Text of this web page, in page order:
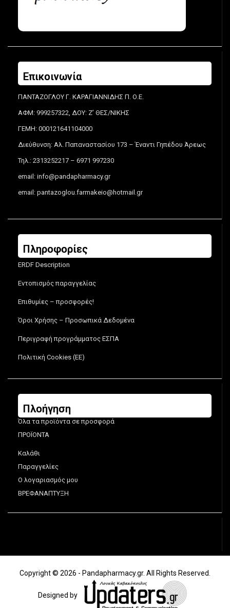
Επικοινωνία
ΠΑΝΤΑΖΟΓΛΟΥ Γ. ΚΑΡΑΓΙΑΝΝΙΔΗΣ Π. Ο.Ε.
ΑΦΜ: 999257322, ΔΟΥ: Ζ’ ΘΕΣ/ΝΙΚΗΣ
ΓΕΜΗ: 000121641104000
Διεύθυνση: Αλ. Παπαναστασίου 173 – Έναντι Γηπέδου Άρεως
Τηλ.: 2313252217 – 6971 997230
email: info@pandapharmacy.gr
email: pantazoglou.farmakeio@hotmail.gr
Πληροφορίες
ERDF Description
Εντοπισμός παραγγελίας
Επιθυμίες – προσφορές!
Όροι Χρήσης – Προσωπικά Δεδομένα
Περιγραφή προγράμματος ΕΣΠΑ
Πολιτική Cookies (ΕΕ)
Πλοήγηση
Όλα τα προϊόντα σε προσφορά
ΠΡΟΪΟΝΤΑ
Καλάθι
Παραγγελίες
Ο λογαριασμός μου
ΒΡΕΦΑΝΑΠΤΥΞΗ
Copyright © 2026 - Pandapharmacy.gr. All Rights Reserved.
Designed by